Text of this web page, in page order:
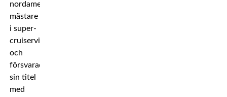
nordamerikansk
mästare
i super-
cruiservikt
och
försvarade
sin titel
med